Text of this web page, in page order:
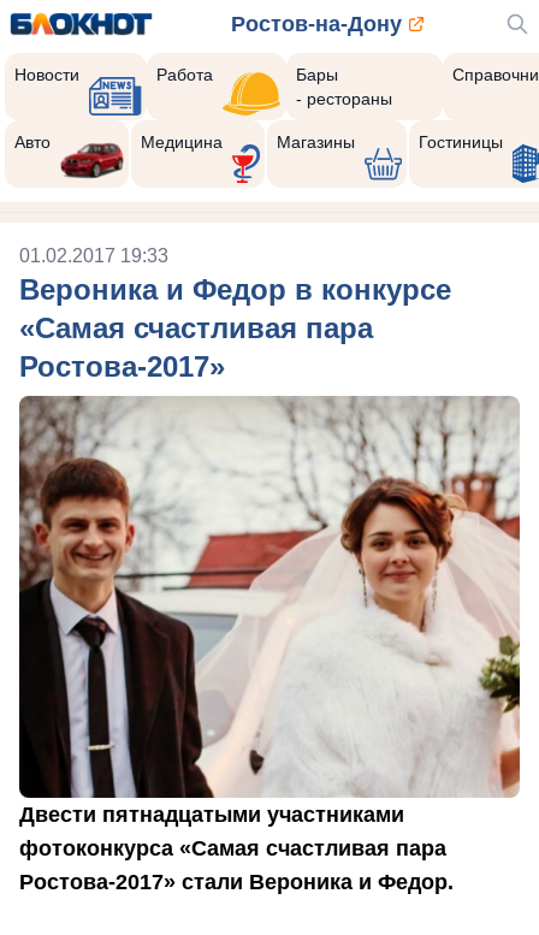
Ростов-на-Дону
Новости Работа
Бары
- рестораны
Авто Медицина Магазины Гостиницы
01.02.2017 19:33
Вероника и Федор в конкурсе
«Самая счастливая пара
Ростова-2017»
Двести пятнадцатыми участниками
фотоконкурса «Самая счастливая пара
Ростова-2017» стали Вероника и Федор.